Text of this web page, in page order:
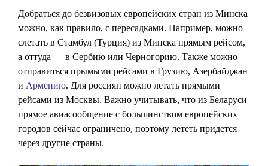
Добраться до безвизовых европейских стран из Минска
можно, как правило, с пересадками. Например, можно
слетать в Стамбул (Турция) из Минска прямым рейсом,
а оттуда — в Сербию или Черногорию. Также можно
отправиться прымыми рейсами в Грузию, Азербайджан
и Армению. Для россиян можно летать прямыми
рейсами из Москвы. Важно учитывать, что из Беларуси
прямое авиасообщение с большинством европейских
городов сейчас ограничено, поэтому лететь придется
через другие страны.